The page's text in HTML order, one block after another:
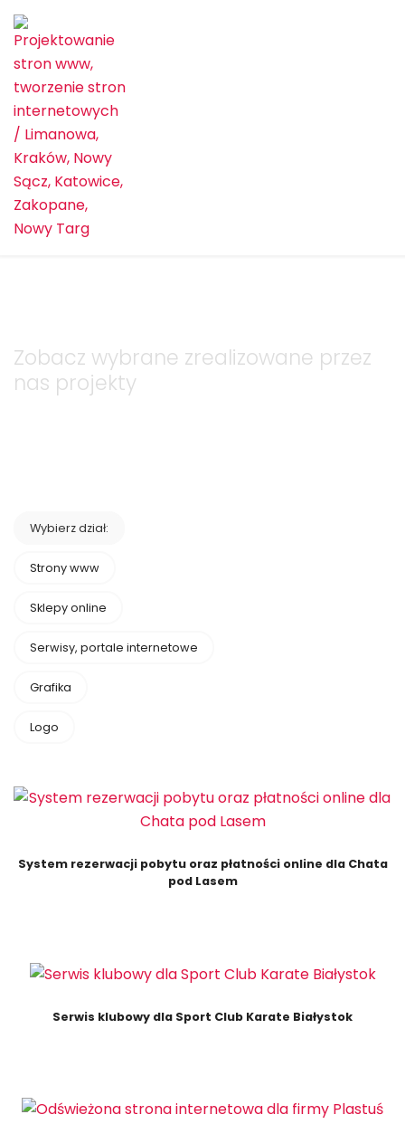
Zobacz wybrane zrealizowane przez
nas projekty
Wybierz dział:
Strony www
Sklepy online
Serwisy, portale internetowe
Grafika
Logo
System rezerwacji pobytu oraz płatności online dla Chata
pod Lasem
Serwis klubowy dla Sport Club Karate Białystok